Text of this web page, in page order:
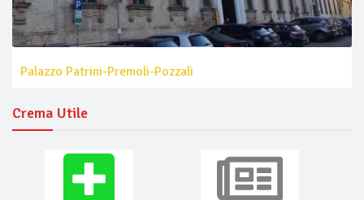
Palazzo Patrini-Premoli-Pozzali
Crema Utile